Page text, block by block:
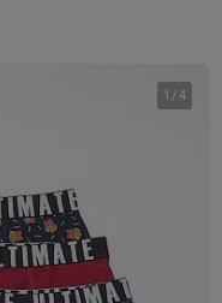
1 /4